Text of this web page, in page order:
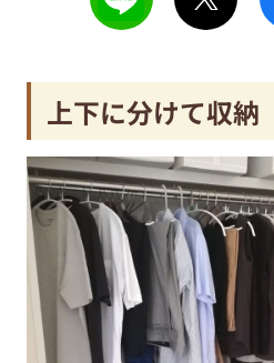
上下に分けて収納